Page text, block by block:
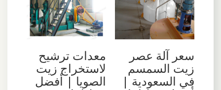
سعر آلة عصر
زيت السمسم
في السعودية |
معدات ترشيح
لاستخراج زيت
الصويا | أفضل